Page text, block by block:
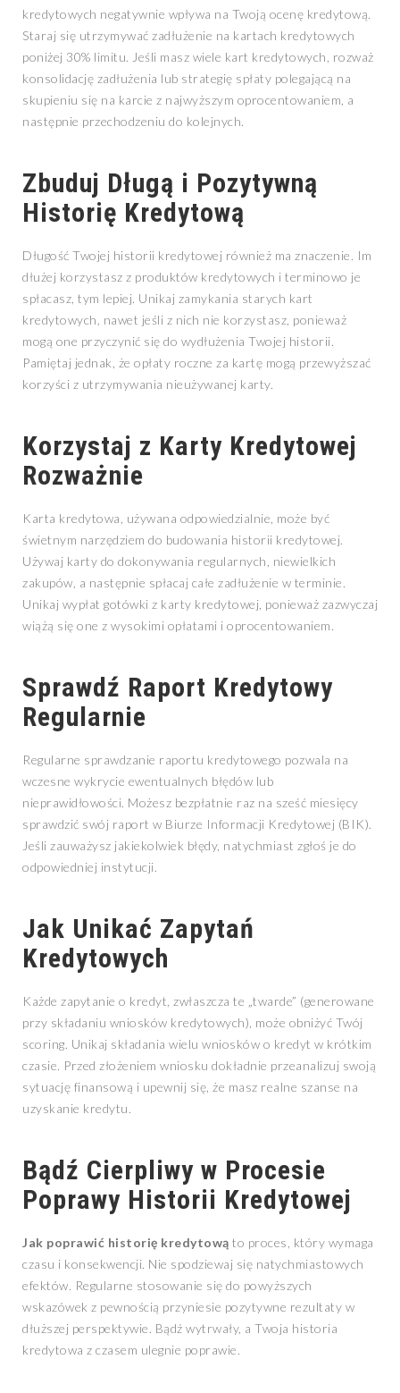
kredytowych negatywnie wpływa na Twoją ocenę kredytową.
Staraj się utrzymywać zadłużenie na kartach kredytowych
poniżej 30% limitu. Jeśli masz wiele kart kredytowych, rozważ
konsolidację zadłużenia lub strategię spłaty polegającą na
skupieniu się na karcie z najwyższym oprocentowaniem, a
następnie przechodzeniu do kolejnych.
Zbuduj Długą i Pozytywną
Historię Kredytową
Długość Twojej historii kredytowej również ma znaczenie. Im
dłużej korzystasz z produktów kredytowych i terminowo je
spłacasz, tym lepiej. Unikaj zamykania starych kart
kredytowych, nawet jeśli z nich nie korzystasz, ponieważ
mogą one przyczynić się do wydłużenia Twojej historii.
Pamiętaj jednak, że opłaty roczne za kartę mogą przewyższać
korzyści z utrzymywania nieużywanej karty.
Korzystaj z Karty Kredytowej
Rozważnie
Karta kredytowa, używana odpowiedzialnie, może być
świetnym narzędziem do budowania historii kredytowej.
Używaj karty do dokonywania regularnych, niewielkich
zakupów, a następnie spłacaj całe zadłużenie w terminie.
Unikaj wypłat gotówki z karty kredytowej, ponieważ zazwyczaj
wiążą się one z wysokimi opłatami i oprocentowaniem.
Sprawdź Raport Kredytowy
Regularnie
Regularne sprawdzanie raportu kredytowego pozwala na
wczesne wykrycie ewentualnych błędów lub
nieprawidłowości. Możesz bezpłatnie raz na sześć miesięcy
sprawdzić swój raport w Biurze Informacji Kredytowej (BIK).
Jeśli zauważysz jakiekolwiek błędy, natychmiast zgłoś je do
odpowiedniej instytucji.
Jak Unikać Zapytań
Kredytowych
Każde zapytanie o kredyt, zwłaszcza te „twarde” (generowane
przy składaniu wniosków kredytowych), może obniżyć Twój
scoring. Unikaj składania wielu wniosków o kredyt w krótkim
czasie. Przed złożeniem wniosku dokładnie przeanalizuj swoją
sytuację finansową i upewnij się, że masz realne szanse na
uzyskanie kredytu.
Bądź Cierpliwy w Procesie
Poprawy Historii Kredytowej
Jak poprawić historię kredytową to proces, który wymaga
czasu i konsekwencji. Nie spodziewaj się natychmiastowych
efektów. Regularne stosowanie się do powyższych
wskazówek z pewnością przyniesie pozytywne rezultaty w
dłuższej perspektywie. Bądź wytrwały, a Twoja historia
kredytowa z czasem ulegnie poprawie.